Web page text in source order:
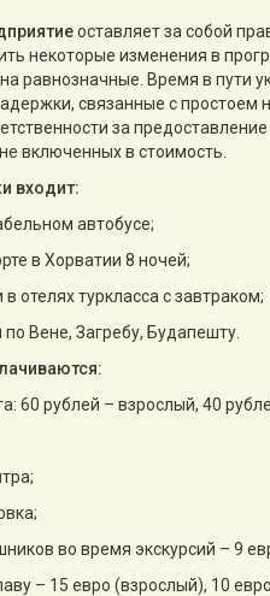
оставляет за собой
некоторые изменения в
равнозначные. Время в пути
связанные с
за
включенных в стоимость.
входит:
автобусе;
в Хорватии 8 ночей;
отелях туркласса с завтраком;
по Вене, Загребу, Будапешту.
60 рублей – взрослый, 40
во время экскурсий – 9
– 15 евро (взрослый), 10